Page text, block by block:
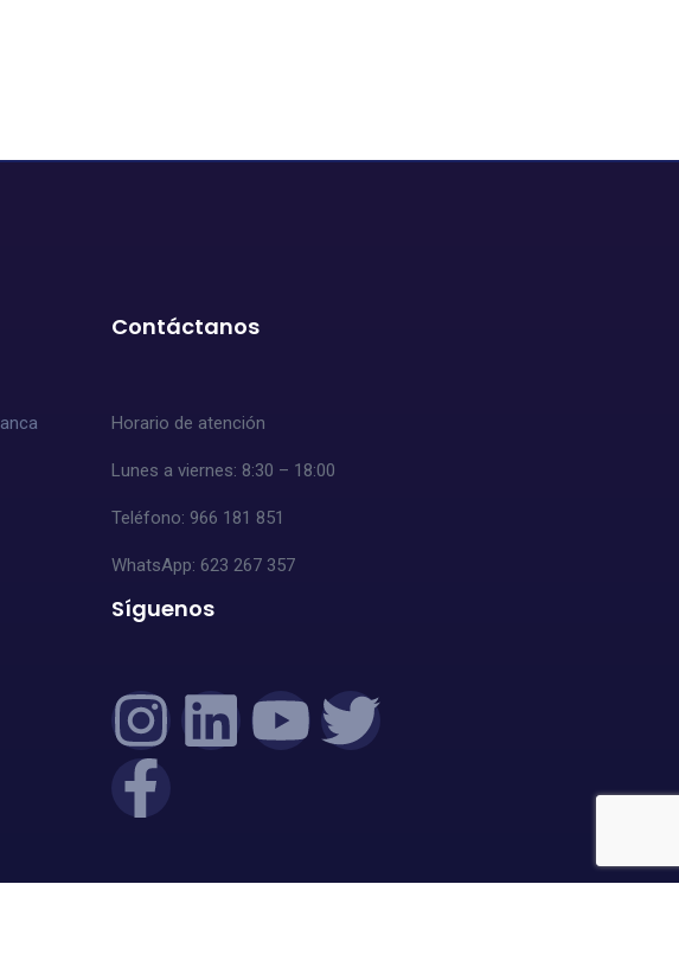
Contáctanos
Horario de atención
Lunes a viernes: 8:30 – 18:00
Teléfono: 966 181 851
WhatsApp: 623 267 357
Síguenos